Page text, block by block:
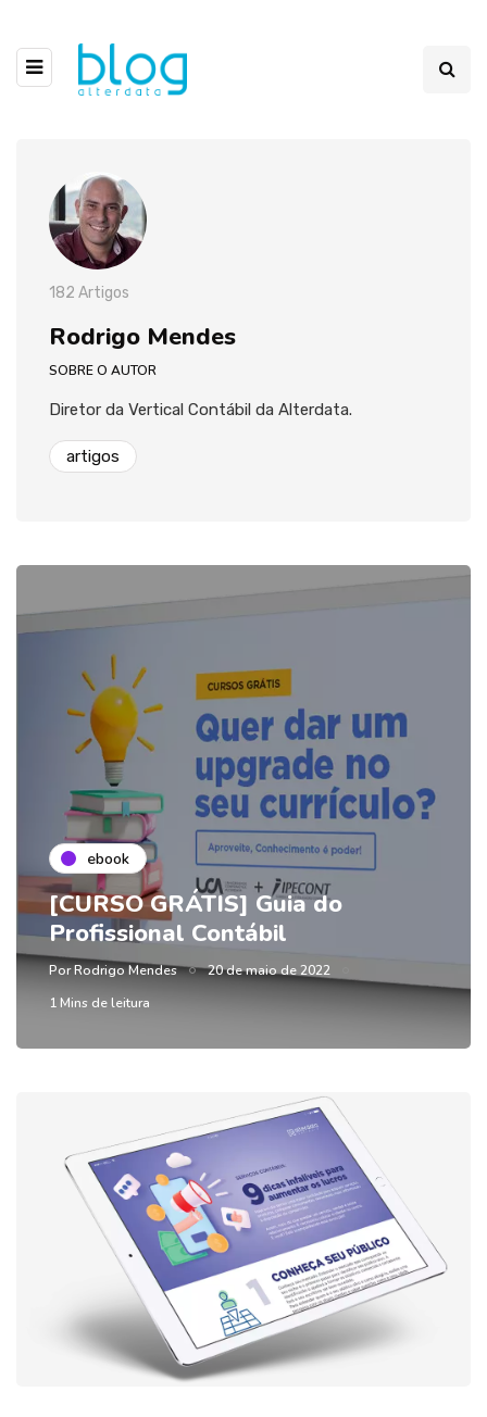
182 Artigos
Rodrigo Mendes
SOBRE O AUTOR
Diretor da Vertical Contábil da Alterdata.
artigos
ebook
[CURSO GRÁTIS] Guia do
Profissional Contábil
PorRodrigo Mendes
20 de maio de 2022
1 Mins de leitura